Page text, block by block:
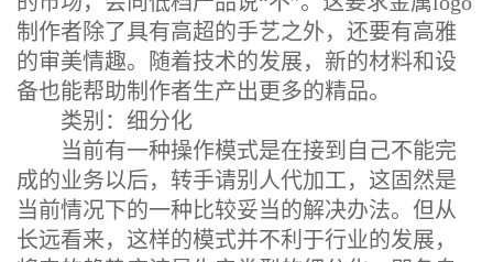
制作者除了具有高超的手艺之外，还要有高雅
的审美情趣。随着技术的发展，新的材料和设
备也能帮助制作者生产出更多的精品。
类别：细分化
当前有一种操作模式是在接到自己不能完
成的业务以后，转手请别人代加工，这固然是
当前情况下的一种比较妥当的解决办法。但从
长远看来，这样的模式并不利于行业的发展，